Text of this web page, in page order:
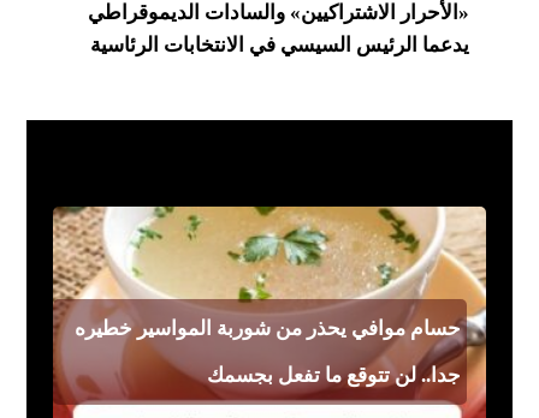
«الأحرار الاشتراكيين» والسادات الديموقراطي
يدعما الرئيس السيسي في الانتخابات الرئاسية
حسام موافي يحذر من شوربة المواسير خطيره
جدا.. لن تتوقع ما تفعل بجسمك